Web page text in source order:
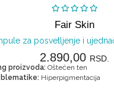
Fair Skin
za posvetljenje i
2.890,00 RSD.
proizvoda: Oštećen ten
Hiperpigmentacija